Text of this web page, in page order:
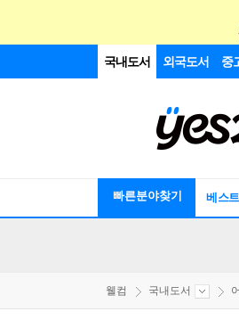
국내도서 외국도서 중
빠른분야찾기 베스트
웰컴 국내도서